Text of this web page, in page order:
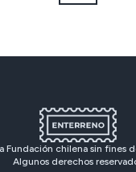
Fundación chilena sin fines
Algunos derechos